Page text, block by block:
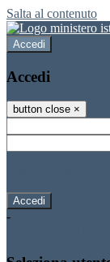
Salta al contenuto
Accedi
Accedi
button close ×
-